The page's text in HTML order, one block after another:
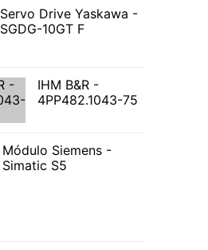
Servo Drive Yaskawa -
SGDG-10GT F
IHM B&R -
4PP482.1043-75
Módulo Siemens -
Simatic S5